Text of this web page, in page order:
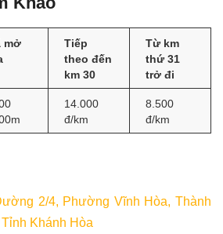
mở
Tiếp
theo đến
km 30
Từ km
thứ 31
trở đi
14.000
đ/km
8.500
đ/km
2/4, Phường Vĩnh Hòa, Thành
Khánh Hòa